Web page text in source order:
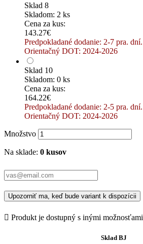
Sklad 8
Skladom: 2 ks
Cena za kus:
143.27€
Predpokladané dodanie: 2-7 pra. dní.
Orientačný DOT: 2024-2026
Sklad 10
Skladom: 0 ks
Cena za kus:
164.22€
Predpokladané dodanie: 2-5 pra. dní.
Orientačný DOT: 2024-2026
Množstvo
Na sklade: 0 kusov
Upozorniť ma, keď bude variant k dispozícii
 Produkt je dostupný s inými možnosťami
Sklad BJ